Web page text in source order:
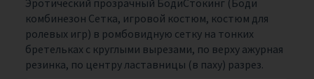
комбинезон Сетка, игровой костюм, костюм для
ролевых игр) в ромбовидную сетку на тонких
бретельках с круглыми вырезами, по верху ажурная
резинка, по центру ластавницы (в паху) разрез.